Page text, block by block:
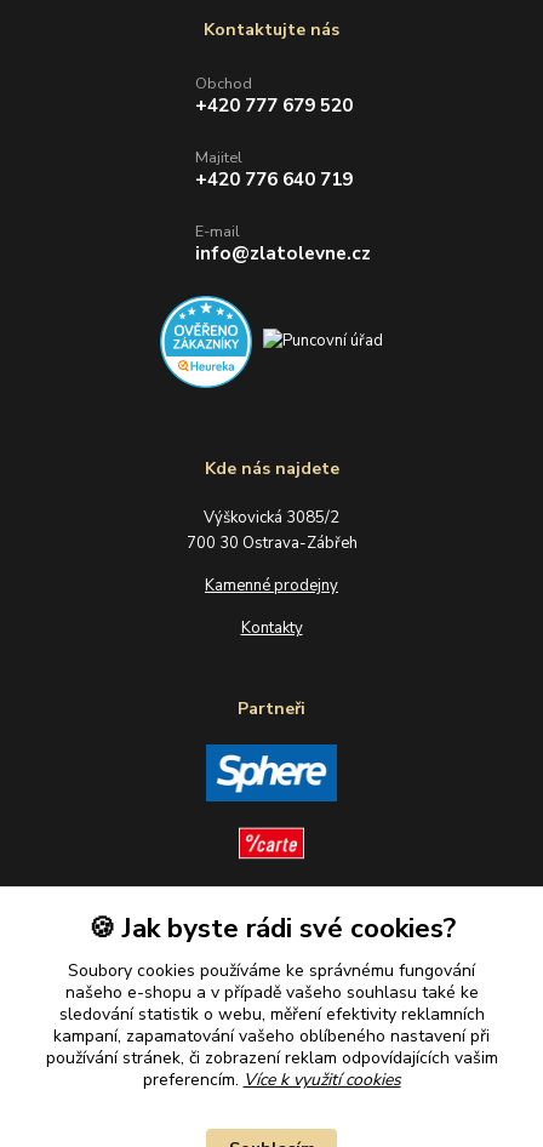
Kde nás najdete
Výškovická 3085/2
700 30 Ostrava-Zábřeh
Kamenné prodejny
Kontakty
Partneři
Sledujte nás
Plaťte u nás bezpečně
Kontaktujte nás
Obchod
+420 777 679 520
Majitel
+420 776 640 719
E-mail
info@zlatolevne.cz
🍪 Jak byste rádi své cookies?
Soubory cookies používáme ke správnému fungování
našeho e-shopu a v případě vašeho souhlasu také ke
sledování statistik o webu, měření efektivity reklamních
kampaní, zapamatování vašeho oblíbeného nastavení při
používání stránek, či zobrazení reklam odpovídajících vašim
preferencím. Více k využití cookies